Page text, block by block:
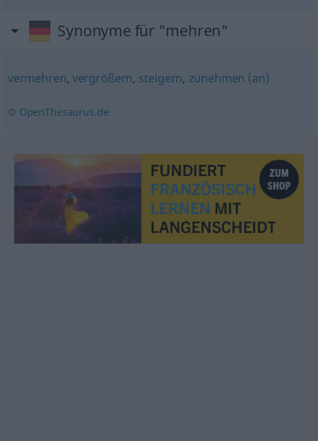
Synonyme für "mehren"
vermehren, vergrößern, steigern, zunehmen (an)
© OpenThesaurus.de